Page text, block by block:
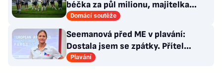
béčka za půl milionu, majitelka
odmítla nabídku kraje
Domácí soutěže
Seemanová před ME v plavání:
Dostala jsem se zpátky. Přítel
Choupenitch? Motivuje mě
Plavání